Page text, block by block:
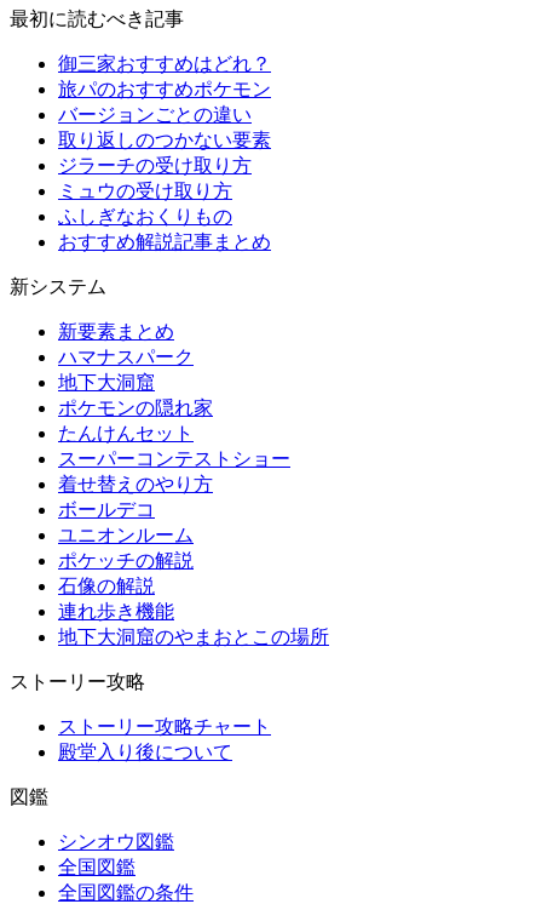
最初に読むべき記事
御三家おすすめはどれ？
旅パのおすすめポケモン
バージョンごとの違い
取り返しのつかない要素
ジラーチの受け取り方
ミュウの受け取り方
ふしぎなおくりもの
おすすめ解説記事まとめ
新システム
新要素まとめ
ハマナスパーク
地下大洞窟
ポケモンの隠れ家
たんけんセット
スーパーコンテストショー
着せ替えのやり方
ボールデコ
ユニオンルーム
ポケッチの解説
石像の解説
連れ歩き機能
地下大洞窟のやまおとこの場所
ストーリー攻略
ストーリー攻略チャート
殿堂入り後について
図鑑
シンオウ図鑑
全国図鑑
全国図鑑の条件